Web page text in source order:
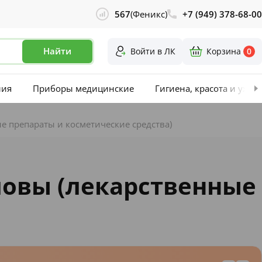
567(Феникс) +7 (949) 378-68-00
Найти Войти в ЛК Корзина 0
Приборы медицинские Гигиена, красота и уход
и косметические средства)
(лекарственные